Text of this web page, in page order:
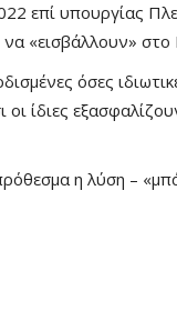
επί υπουργίας
να «εισβάλλουν»
όσες
οι ίδιες
η λύση –